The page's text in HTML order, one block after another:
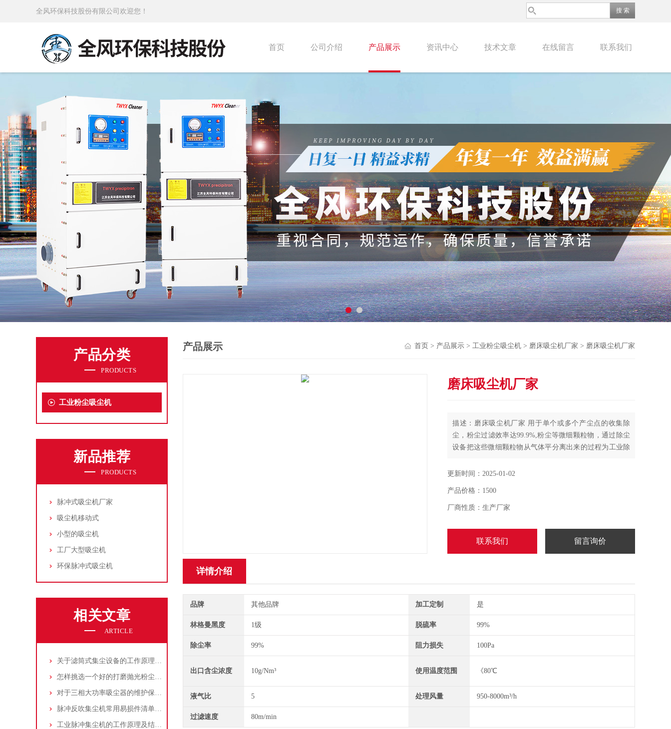
全风环保科技股份有限公司欢迎您！
首页 公司介绍 产品展示 资讯中心 技术文章 在线留言 联系我们
产品分类
PRODUCTS
工业粉尘吸尘机
新品推荐
PRODUCTS
脉冲式吸尘机厂家
吸尘机移动式
小型的吸尘机
工厂大型吸尘机
环保脉冲式吸尘机
相关文章
ARTICLE
关于滤筒式集尘设备的工作原理及特点说明
怎样挑选一个好的打磨抛光粉尘吸尘器
对于三相大功率吸尘器的维护保养，你了解多少
脉冲反吹集尘机常用易损件清单与更换周期建议
工业脉冲集尘机的工作原理及结构特点说明
产品展示 首页 > 产品展示 > 工业粉尘吸尘机 > 磨床吸尘机厂家 > 磨床吸尘机厂家
磨床吸尘机厂家
描述：磨床吸尘机厂家 用于单个或多个产尘点的收集除
尘，粉尘过滤效率达99.9%,粉尘等微细颗粒物，通过除尘
设备把这些微细颗粒物从气体平分离出来的过程为工业除
纸屑及灰尘
更新时间：2025-01-02
产品价格：1500
厂商性质：生产厂家
联系我们 留言询价
详情介绍
品牌 其他品牌 加工定制 是
林格曼黑度 1级 脱硫率 99%
除尘率 99% 阻力损失 100Pa
出口含尘浓度 10g/Nm³ 使用温度范围 《80℃
液气比 5 处理风量 950-8000m³/h
过滤速度 80m/min